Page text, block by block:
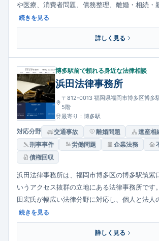
や医療、消費者問題、債務整理、離婚・相続・
業法務、刑事事件など幅広い分野での相談が可
士活動を続ける代表弁護士を中心に、地域密着
がけています。八女・八女郡地域の法的課題を
続きを見る
詳しく見る
博多駅前で頼れる身近な法律相談
浜田法律事務所
〒812-0013 福岡県福岡市博多区博多
5階
最寄り：博多駅
対応分野 交通事故 離婚問題 遺産相
刑事事件
労働問題 企業法務
債権回収
浜田法律事務所は、福岡市博多区の博多駅筑紫
いうアクセス抜群の立地にある法律事務所です
田宏氏が幅広い法律分野に対応し、個人と法人
応えています。交通事故、相続・遺言、離婚・
債務整理、労働・雇用問題など身近なトラブル
多岐に渡る相談に対応。初回面談無料や休日・
続きを見る
詳しく見る